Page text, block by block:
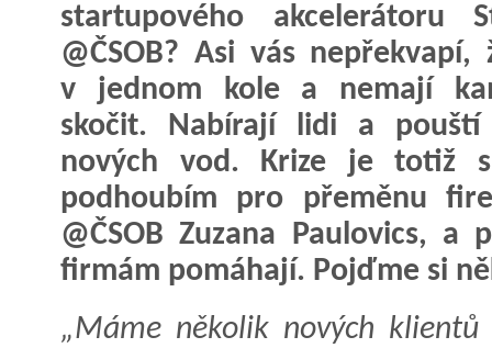
startupového akcelerátoru
@ČSOB? Asi vás nepřekvapí,
v jednom kole a nemají
skočit. Nabírají lidi a
nových vod. Krize je totiž
podhoubím pro přeměnu
@ČSOB Zuzana Paulovics,
firmám pomáhají. Pojďme si
„Máme několik nových